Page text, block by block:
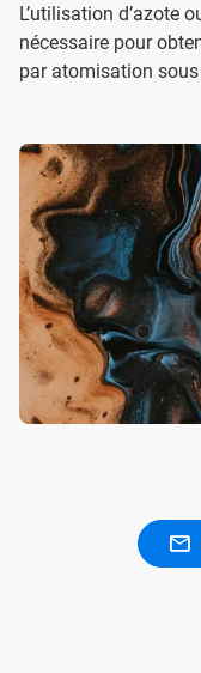
L’utilisation d’azote
nécessaire pour
par atomisation